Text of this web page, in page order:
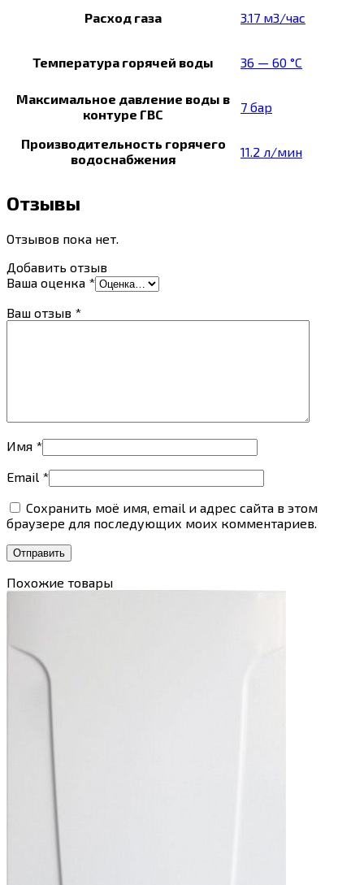
Расход газа 3.17 м3/час
Температура горячей воды 36 — 60 °C
Максимальное давление воды в
контуре ГВС
7 бар
Производительность горячего
водоснабжения
11.2 л/мин
Отзывы
Отзывов пока нет.
Добавить отзыв
Ваша оценка *
Ваш отзыв *
Имя *
Email *
Сохранить моё имя, email и адрес сайта в этом
браузере для последующих моих комментариев.
Похожие товары